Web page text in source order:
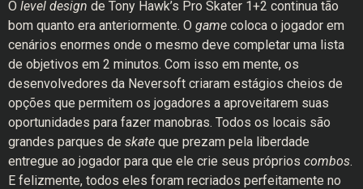
O level design de Tony Hawk’s Pro Skater 1+2 continua tão
bom quanto era anteriormente. O game coloca o jogador em
cenários enormes onde o mesmo deve completar uma lista
de objetivos em 2 minutos. Com isso em mente, os
desenvolvedores da Neversoft criaram estágios cheios de
opções que permitem os jogadores a aproveitarem suas
oportunidades para fazer manobras. Todos os locais são
grandes parques de skate que prezam pela liberdade
entregue ao jogador para que ele crie seus próprios combos.
E felizmente, todos eles foram recriados perfeitamente no